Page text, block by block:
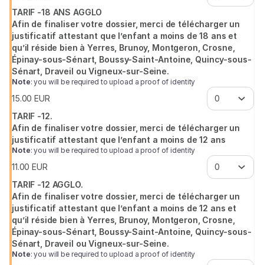
TARIF -18 ANS AGGLO
Afin de finaliser votre dossier, merci de télécharger un
justificatif attestant que l’enfant a moins de 18 ans et
qu’il réside bien à Yerres, Brunoy, Montgeron, Crosne,
Épinay-sous-Sénart, Boussy-Saint-Antoine, Quincy-sous-
Sénart, Draveil ou Vigneux-sur-Seine.
Note: you will be required to upload a proof of identity
15.00 EUR
TARIF -12.
Afin de finaliser votre dossier, merci de télécharger un
justificatif attestant que l’enfant a moins de 12 ans
Note: you will be required to upload a proof of identity
11.00 EUR
TARIF -12 AGGLO.
Afin de finaliser votre dossier, merci de télécharger un
justificatif attestant que l’enfant a moins de 12 ans et
qu’il réside bien à Yerres, Brunoy, Montgeron, Crosne,
Épinay-sous-Sénart, Boussy-Saint-Antoine, Quincy-sous-
Sénart, Draveil ou Vigneux-sur-Seine.
Note: you will be required to upload a proof of identity